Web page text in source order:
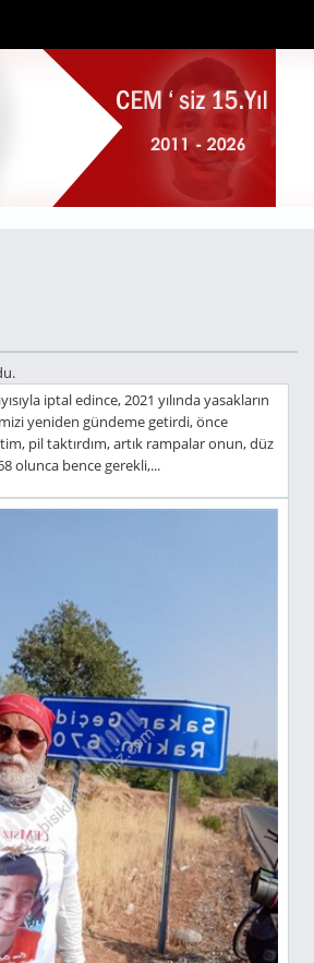
iptal edince, 2021 yılında yasakların
yeniden gündeme getirdi, önce
pil taktırdım, artık rampalar onun, düz
olunca bence gerekli,...